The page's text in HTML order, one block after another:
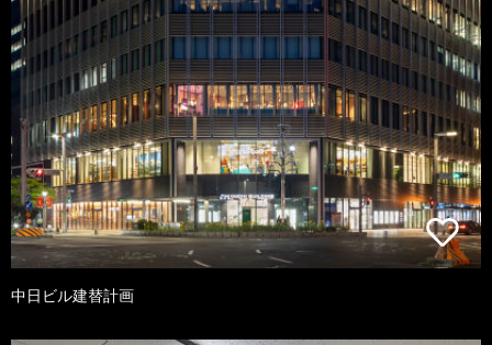
中日ビル建替計画